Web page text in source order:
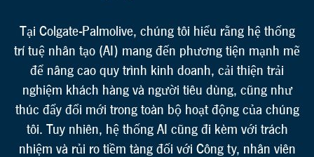
Tại Colgate-Palmolive, chúng tôi hiểu rằng hệ thống
trí tuệ nhân tạo (AI) mang đến phương tiện mạnh mẽ
để nâng cao quy trình kinh doanh, cải thiện trải
nghiệm khách hàng và người tiêu dùng, cũng như
thúc đẩy đổi mới trong toàn bộ hoạt động của chúng
tôi. Tuy nhiên, hệ thống AI cũng đi kèm với trách
nhiệm và rủi ro tiềm tàng đối với Công ty, nhân viên